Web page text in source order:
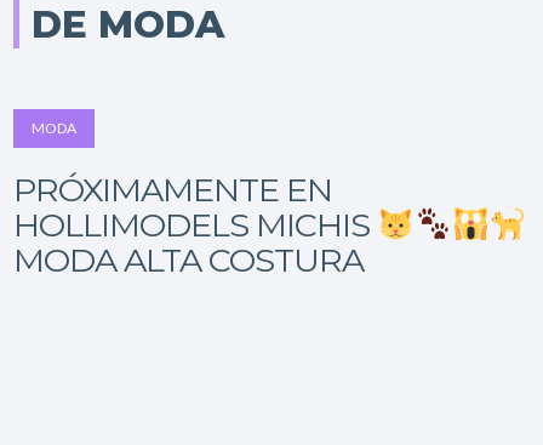
DE MODA
MODA
PRÓXIMAMENTE EN
HOLLIMODELS MICHIS
MODA ALTA COSTURA